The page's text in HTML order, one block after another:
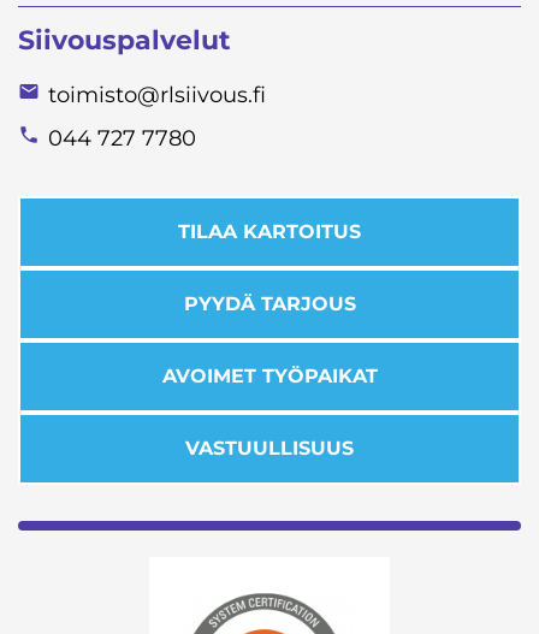
Siivouspalvelut
toimisto@rlsiivous.fi
044 727 7780
TILAA KARTOITUS
PYYDÄ TARJOUS
AVOIMET TYÖPAIKAT
VASTUULLISUUS